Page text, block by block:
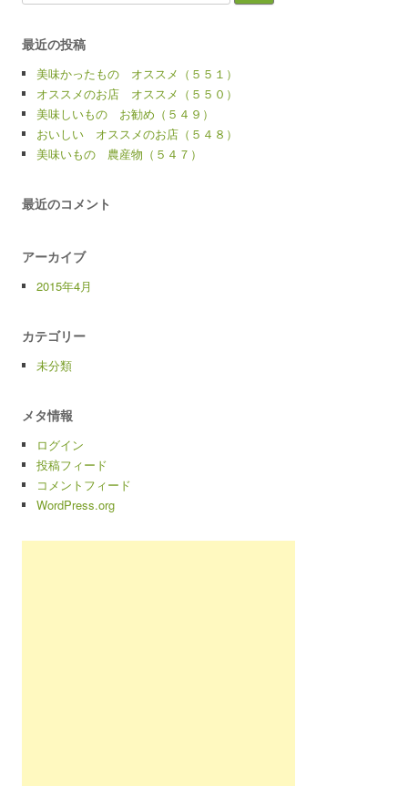
索:
最近の投稿
美味かったもの オススメ（５５１）
オススメのお店 オススメ（５５０）
美味しいもの お勧め（５４９）
おいしい オススメのお店（５４８）
美味いもの 農産物（５４７）
最近のコメント
アーカイブ
2015年4月
カテゴリー
未分類
メタ情報
ログイン
投稿フィード
コメントフィード
WordPress.org